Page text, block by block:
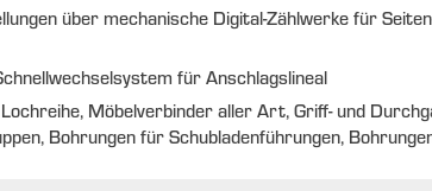
über mechanische Digital-Zählwerke für
für Anschlagslineal
Möbelverbinder aller Art, Griff- und
Bohrungen für Schubladenführungen,